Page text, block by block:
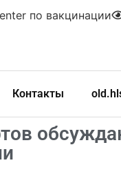
по вакцинации
Контакты